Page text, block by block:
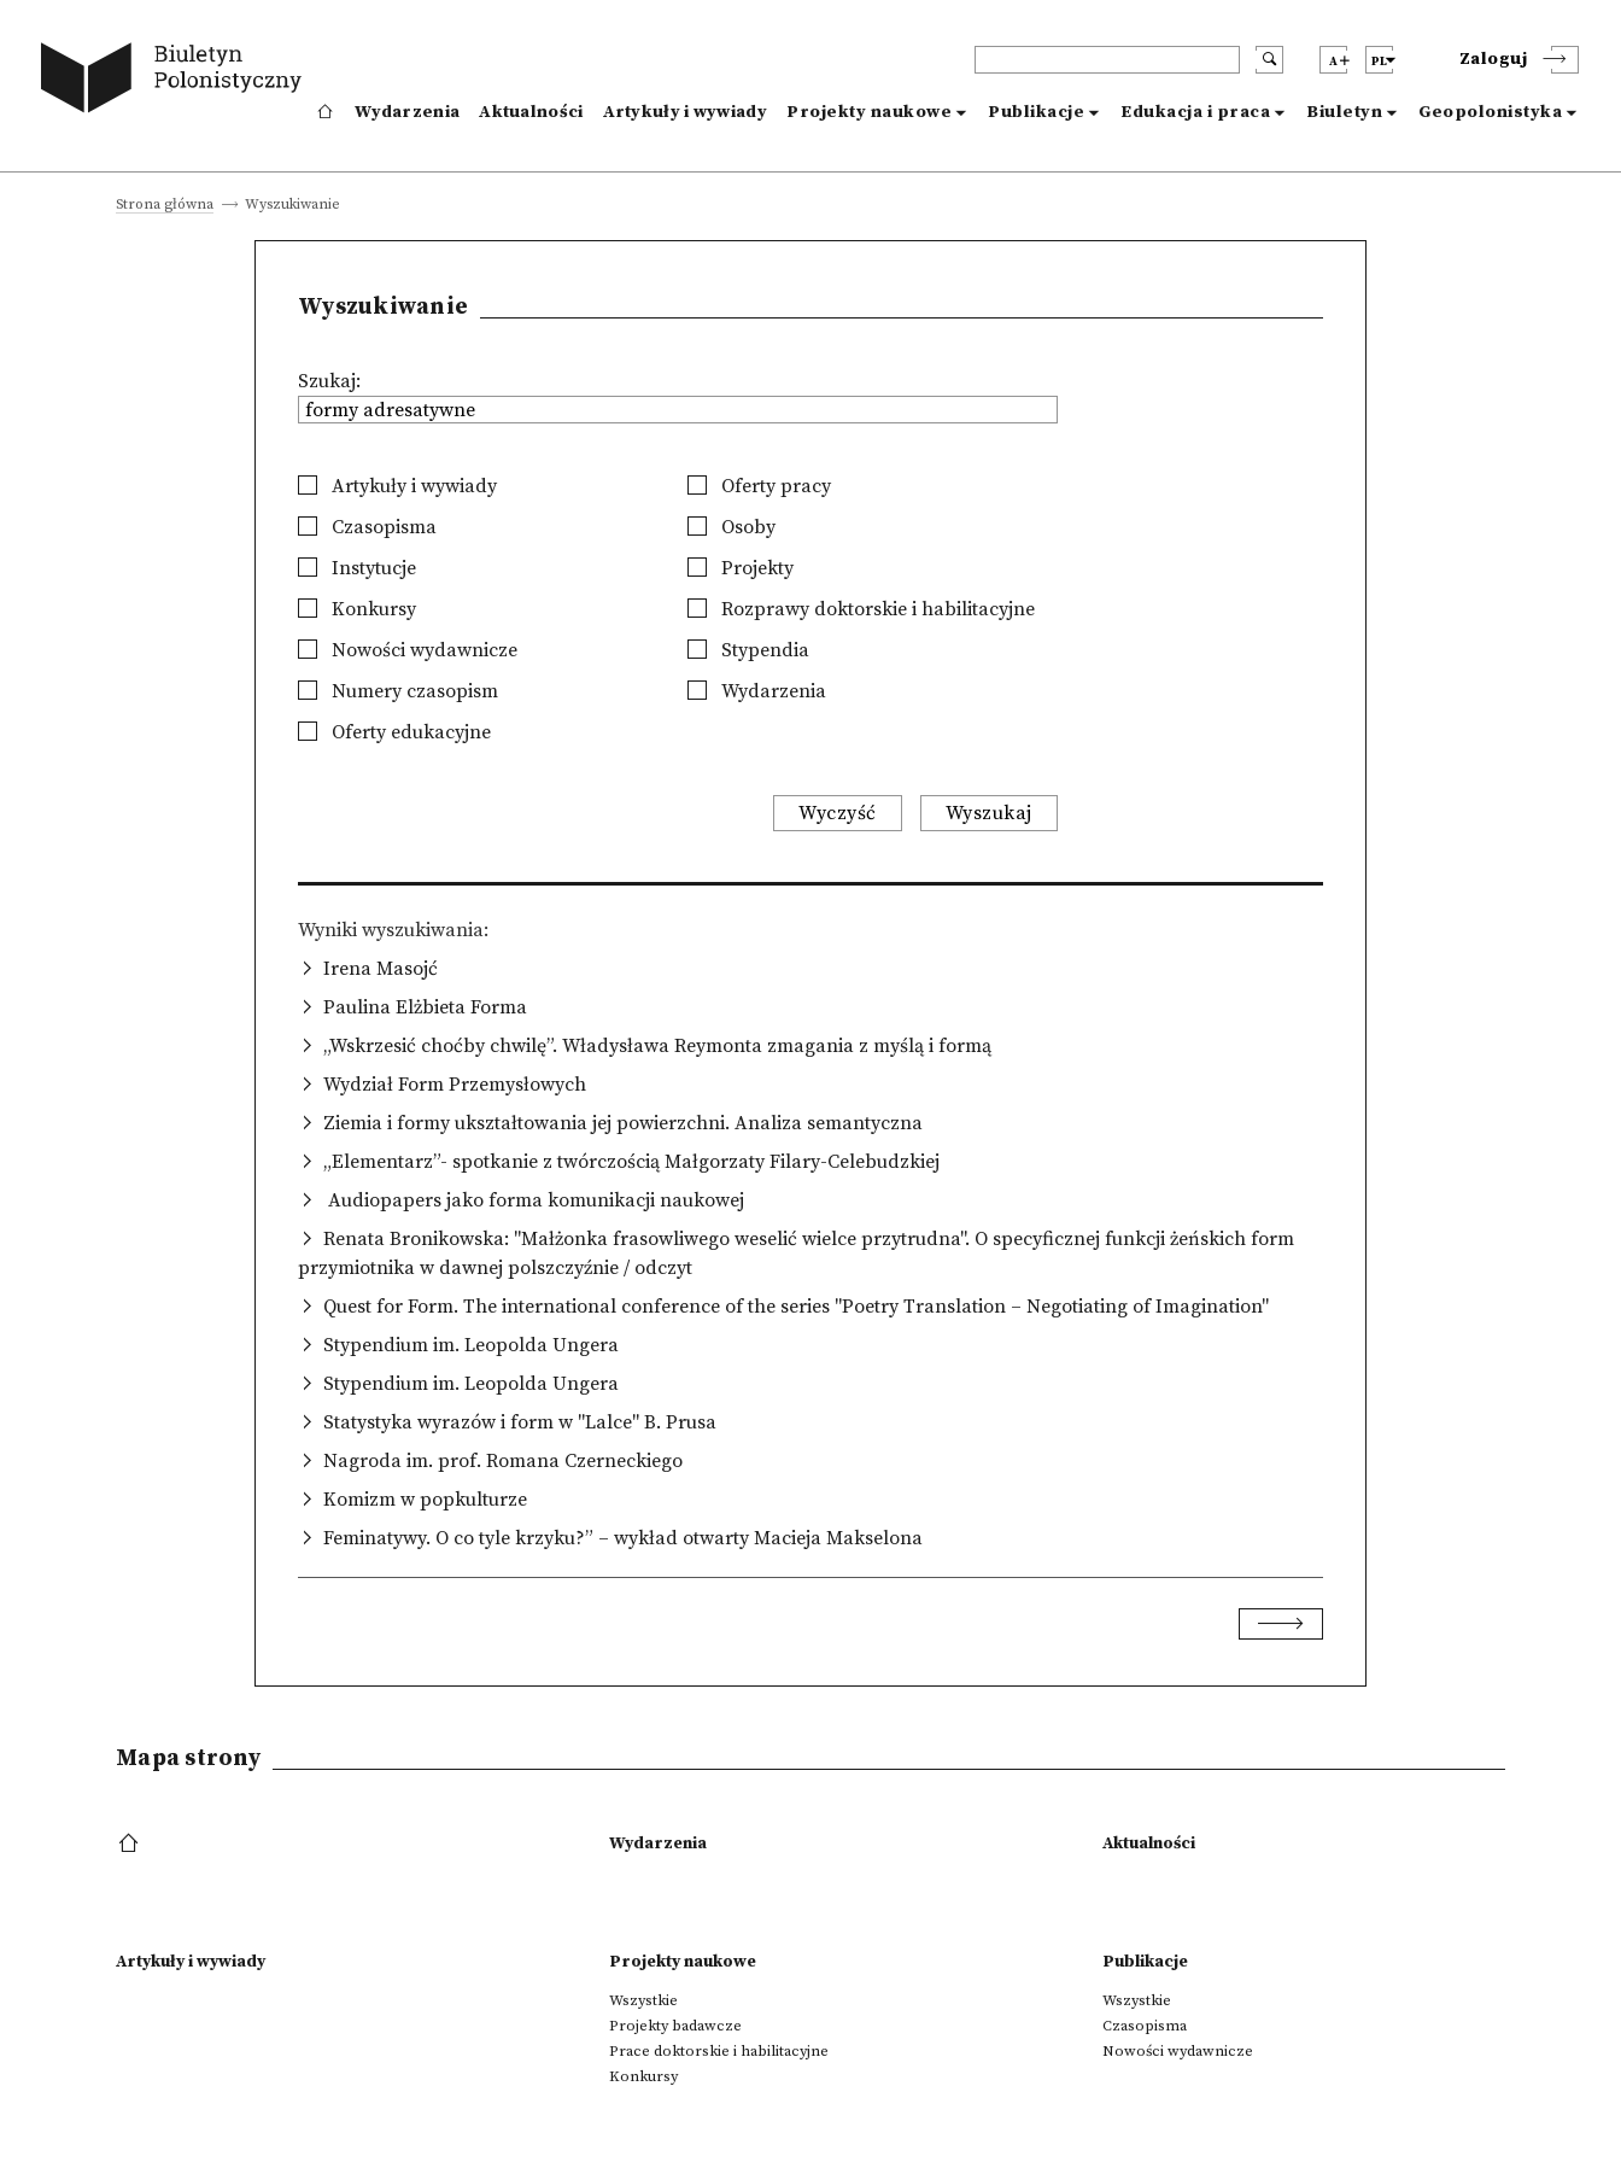
A PL Zaloguj
Wydarzenia Aktualności Artykuły i wywiady Projekty naukowe Publikacje Edukacja i praca Biuletyn Geopolonistyka
Strona główna Wyszukiwanie
Wyszukiwanie
Szukaj:
Artykuły i wywiady
Czasopisma
Instytucje
Konkursy
Nowości wydawnicze
Numery czasopism
Oferty edukacyjne
Oferty pracy
Osoby
Projekty
Rozprawy doktorskie i habilitacyjne
Stypendia
Wydarzenia
Wyczyść Wyszukaj
Wyniki wyszukiwania
Irena Masojć
Paulina Elżbieta Forma
„Wskrzesić choćby chwilę”. Władysława Reymonta zmagania z myślą i formą
Wydział Form Przemysłowych
Ziemia i formy ukształtowania jej powierzchni. Analiza semantyczna
„Elementarz”- spotkanie z twórczością Małgorzaty Filary-Celebudzkiej
Audiopapers jako forma komunikacji naukowej
Renata Bronikowska: "Małżonka frasowliwego weselić wielce przytrudna". O specyficznej funkcji żeńskich form
przymiotnika w dawnej polszczyźnie / odczyt
Quest for Form. The international conference of the series "Poetry Translation – Negotiating of Imagination"
Stypendium im. Leopolda Ungera
Stypendium im. Leopolda Ungera
Statystyka wyrazów i form w "Lalce" B. Prusa
Nagroda im. prof. Romana Czerneckiego
Komizm w popkulturze
Feminatywy. O co tyle krzyku?” – wykład otwarty Macieja Makselona
Mapa strony
Wydarzenia Aktualności
Artykuły i wywiady Projekty naukowe
Wszystkie
Projekty badawcze
Prace doktorskie i habilitacyjne
Konkursy
Publikacje
Wszystkie
Czasopisma
Nowości wydawnicze